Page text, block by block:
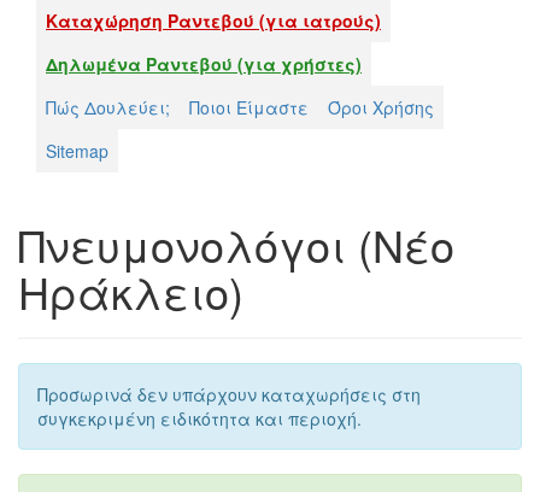
Καταχώρηση Ραντεβού (για ιατρούς)
Δηλωμένα Ραντεβού (για χρήστες)
Πώς Δουλεύει;
Ποιοι Είμαστε
Όροι Χρήσης
Sitemap
Πνευμονολόγοι (Νέο
Ηράκλειο)
Προσωρινά δεν υπάρχουν καταχωρήσεις στη
συγκεκριμένη ειδικότητα και περιοχή.